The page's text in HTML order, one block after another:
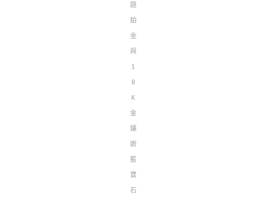
題
鉑
金
與
1
8
K
金
鑲
嵌
藍
寶
石